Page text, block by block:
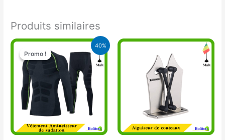
Produits similaires
40%
Promo !
Promo !
Le
prix
initial
était :
20.000 CFA.
Le
prix
actuel
est :
12.000 CFA.